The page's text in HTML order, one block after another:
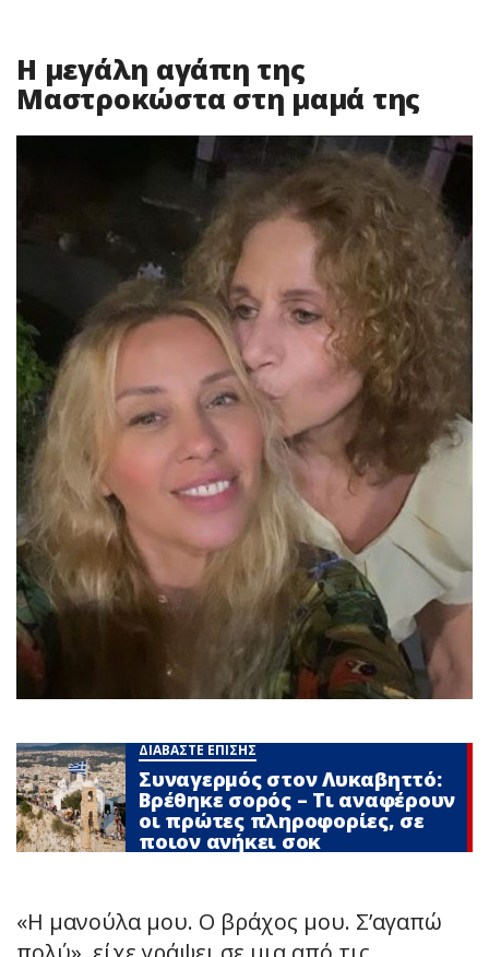
Η μεγάλη αγάπη της
Μαστροκώστα στη μαμά της
ΔΙΑΒΑΣΤΕ ΕΠΙΣΗΣ
Συναγερμός στον Λυκαβηττό:
Βρέθηκε σορός – Τι αναφέρουν
οι πρώτες πληροφορίες, σε
ποιον ανήκει σoκ
«Η μανούλα μου. Ο βράχος μου. Σ’αγαπώ